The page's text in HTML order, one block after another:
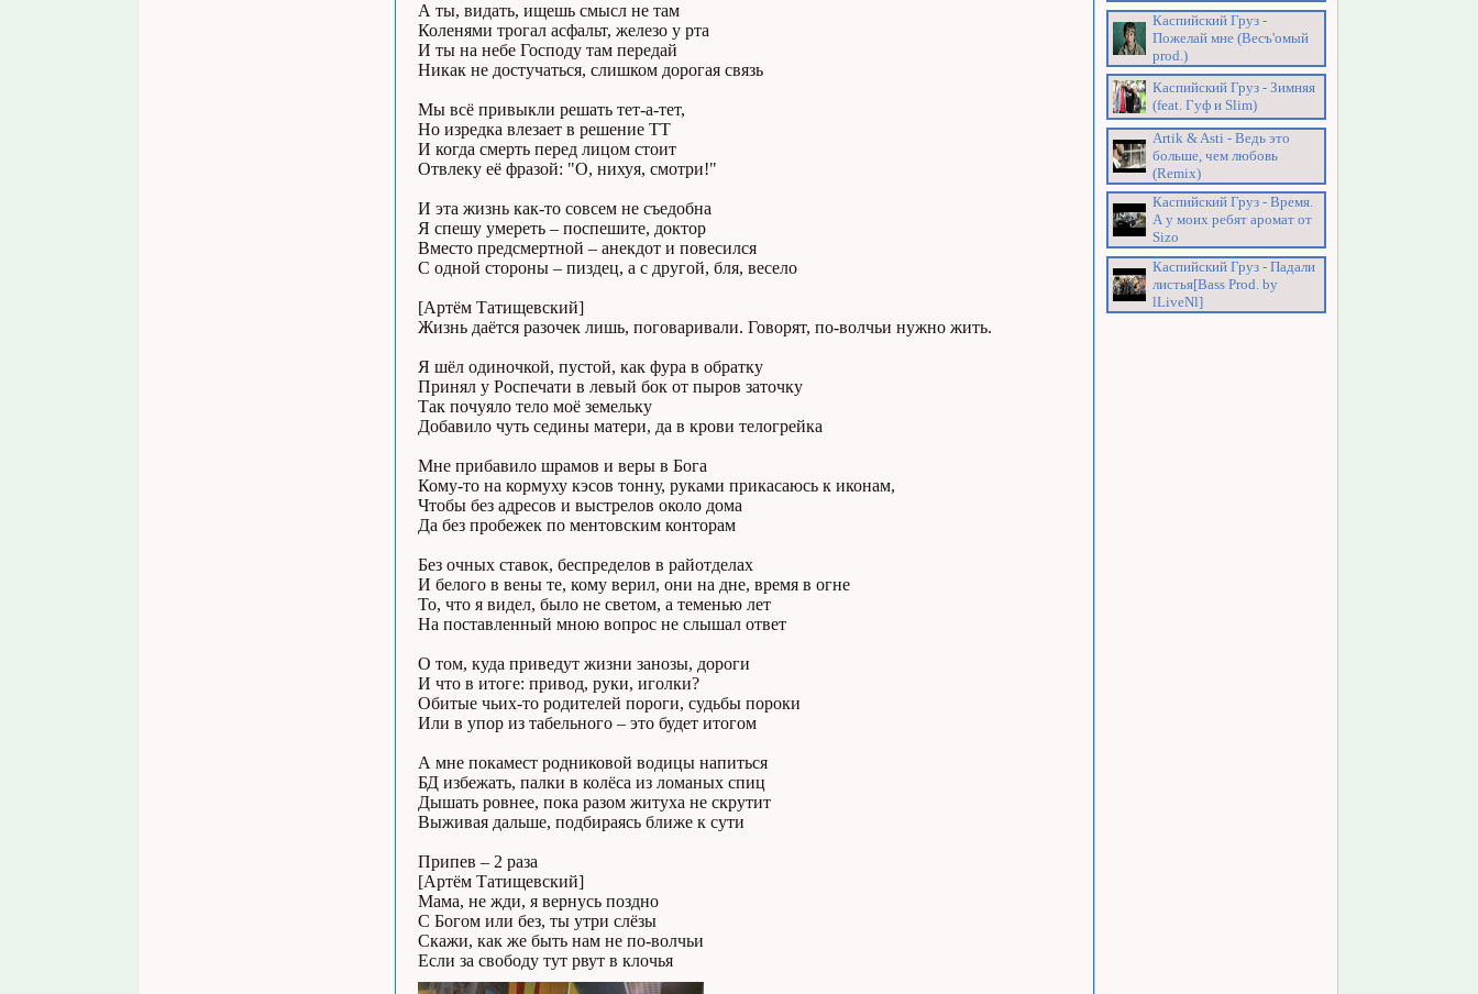
А ты, видать, ищешь смысл не там
Коленями трогал асфальт, железо у рта
И ты на небе Господу там передай
Никак не достучаться, слишком дорогая связь
Мы всё привыкли решать тет-а-тет,
Но изредка влезает в решение ТТ
И когда смерть перед лицом стоит
Отвлеку её фразой: "О, нихуя, смотри!"
И эта жизнь как-то совсем не съедобна
Я спешу умереть – поспешите, доктор
Вместо предсмертной – анекдот и повесился
С одной стороны – пиздец, а с другой, бля, весело
[Артём Татищевский]
Жизнь даётся разочек лишь, поговаривали. Говорят, по-волчьи нужно жить.
Я шёл одиночкой, пустой, как фура в обратку
Принял у Роспечати в левый бок от пыров заточку
Так почуяло тело моё земельку
Добавило чуть седины матери, да в крови телогрейка
Мне прибавило шрамов и веры в Бога
Кому-то на кормуху кэсов тонну, руками прикасаюсь к иконам,
Чтобы без адресов и выстрелов около дома
Да без пробежек по ментовским конторам
Без очных ставок, беспределов в райотделах
И белого в вены те, кому верил, они на дне, время в огне
То, что я видел, было не светом, а теменью лет
На поставленный мною вопрос не слышал ответ
О том, куда приведут жизни занозы, дороги
И что в итоге: привод, руки, иголки?
Обитые чьих-то родителей пороги, судьбы пороки
Или в упор из табельного – это будет итогом
А мне покамест родниковой водицы напиться
БД избежать, палки в колёса из ломаных спиц
Дышать ровнее, пока разом житуха не скрутит
Выживая дальше, подбираясь ближе к сути
Припев – 2 раза
[Артём Татищевский]
Мама, не жди, я вернусь поздно
С Богом или без, ты утри слёзы
Скажи, как же быть нам не по-волчьи
Если за свободу тут рвут в клочья
Каспийский Груз -
Пожелай мне (Весъ'омый
prod.)
Каспийский Груз - Зимняя
(feat. Гуф и Slim)
Artik & Asti - Ведь это
больше, чем любовь
(Remix)
Каспийский Груз - Время.
А у моих ребят аромат от
Sizo
Каспийский Груз - Падали
листья[Bass Prod. by
lLiveNl]